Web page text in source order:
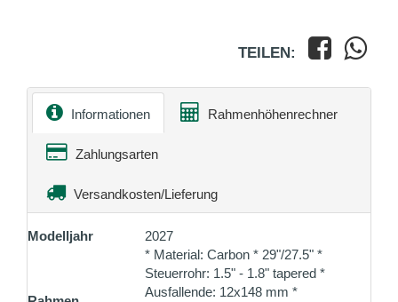
TEILEN:
Informationen Rahmenhöhenrechner
Zahlungsarten
Versandkosten/Lieferung
Modelljahr 2027
* Material: Carbon * 29"/27.5" *
Steuerrohr: 1.5" - 1.8" tapered *
Ausfallende: 12x148 mm *